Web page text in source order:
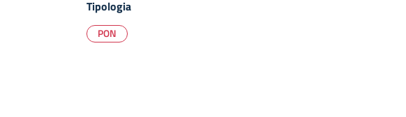
Tipologia
PON